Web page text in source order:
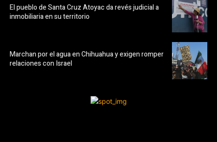
El pueblo de Santa Cruz Atoyac da revés judicial a
inmobiliaria en su territorio
Marchan por el agua en Chihuahua y exigen romper
relaciones con Israel